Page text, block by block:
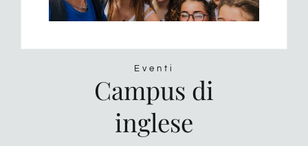
Eventi
Campus di
inglese